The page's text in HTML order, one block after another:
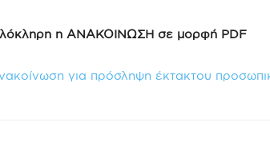
η ΑNΑΚΟΙΝΩΣΗ σε μορφή PDF
για πρόσληψη έκτακτου